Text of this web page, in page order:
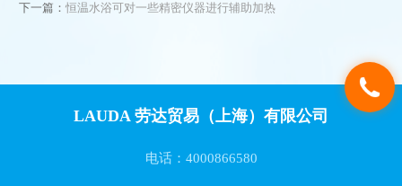
下一篇： 恒温水浴可对一些精密仪器进行辅助加热
LAUDA 劳达贸易（上海）有限公司
电话：4000866580